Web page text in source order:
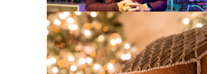
Strøm 23. nov. 2025
Bruker du mye strøm i jula?
Stekeovnen står på fra morgen til kveld.